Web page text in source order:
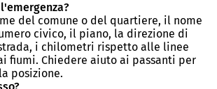
del comune o del quartiere, il nome
civico, il piano, la direzione di
i chilometri rispetto alle linee
fiumi. Chiedere aiuto ai passanti per
posizione.